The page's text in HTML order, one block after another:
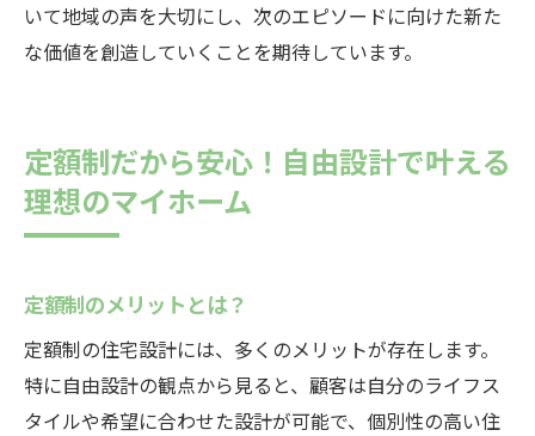
いて地域の声を大切にし、次のエピソードに向けた新た
な価値を創造していくことを期待しています。
定額制だから安心！自由設計で叶える
理想のマイホーム
定額制のメリットとは？
定額制の住宅設計には、多くのメリットが存在します。
特に自由設計の観点から見ると、顧客は自分のライフス
タイルや希望に合わせた設計が可能で、個別性の高い住